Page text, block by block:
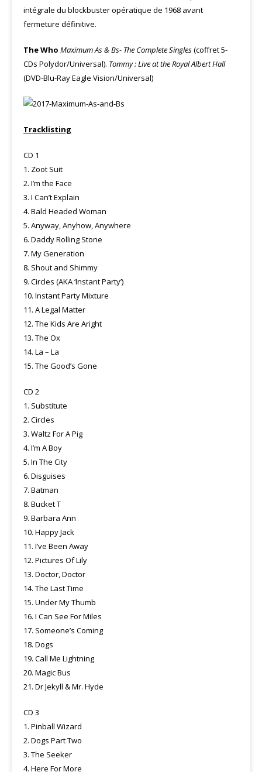
intégrale du blockbuster opératique de 1968 avant
fermeture définitive.
The Who Maximum As & Bs- The Complete Singles(coffret 5-
CDs Polydor/Universal). Tommy : Live at the Royal Albert Hall
(DVD-Blu-Ray Eagle Vision/Universal)
Tracklisting
CD 1
1. Zoot Suit
2. I’m the Face
3. I Can’t Explain
4. Bald Headed Woman
5. Anyway, Anyhow, Anywhere
6. Daddy Rolling Stone
7. My Generation
8. Shout and Shimmy
9. Circles (AKA ‘Instant Party’)
10. Instant Party Mixture
11. A Legal Matter
12. The Kids Are Aright
13. The Ox
14. La – La
15. The Good’s Gone
CD 2
1. Substitute
2. Circles
3. Waltz For A Pig
4. I’m A Boy
5. In The City
6. Disguises
7. Batman
8. Bucket T
9. Barbara Ann
10. Happy Jack
11. I’ve Been Away
12. Pictures Of Lily
13. Doctor, Doctor
14. The Last Time
15. Under My Thumb
16. I Can See For Miles
17. Someone’s Coming
18. Dogs
19. Call Me Lightning
20. Magic Bus
21. Dr Jekyll & Mr. Hyde
CD 3
1. Pinball Wizard
2. Dogs Part Two
3. The Seeker
4. Here For More